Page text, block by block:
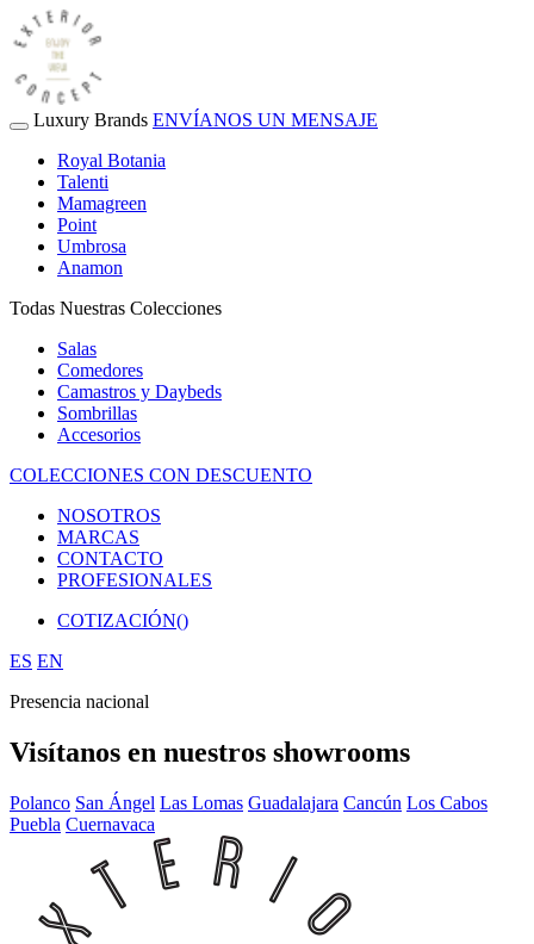
Luxury Brands ENVÍANOS UN MENSAJE
Royal Botania
Talenti
Mamagreen
Point
Umbrosa
Anamon
Todas Nuestras Colecciones
Salas
Comedores
Camastros y Daybeds
Sombrillas
Accesorios
COLECCIONES CON DESCUENTO
NOSOTROS
MARCAS
CONTACTO
PROFESIONALES
COTIZACIÓN()
ES EN
Presencia nacional
Visítanos en nuestros showrooms
Polanco San Ángel Las Lomas Guadalajara Cancún Los Cabos
Puebla Cuernavaca